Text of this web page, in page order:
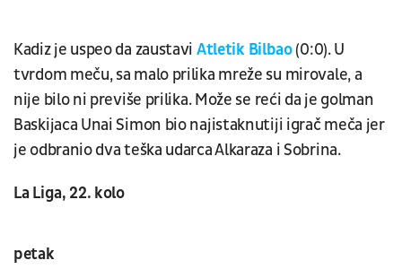
Kadiz je uspeo da zaustavi Atletik Bilbao(0:0). U
tvrdom meču, sa malo prilika mreže su mirovale, a
nije bilo ni previše prilika. Može se reći da je golman
Baskijaca Unai Simon bio najistaknutiji igrač meča jer
je odbranio dva teška udarca Alkaraza i Sobrina.
La Liga, 22. kolo
petak